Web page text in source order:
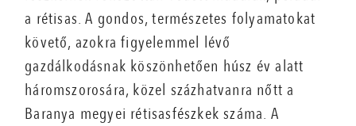
a rétisas. A gondos, természetes folyamatokat
követő, azokra figyelemmel lévő
gazdálkodásnak köszönhetően húsz év alatt
háromszorosára, közel százhatvanra nőtt a
Baranya megyei rétisasfészkek száma. A